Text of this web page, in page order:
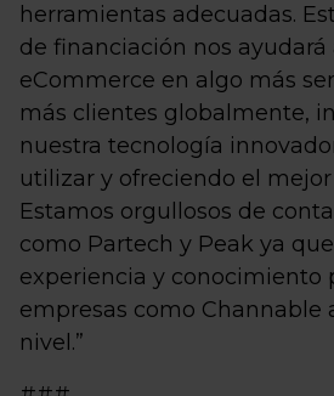
herramientas adecuadas.
de financiación nos ayudará
eCommerce en algo más
más clientes globalmente,
nuestra tecnología
utilizar y ofreciendo el
Estamos orgullosos de
como Partech y Peak ya
experiencia y conocimiento
empresas como Channable
nivel.”